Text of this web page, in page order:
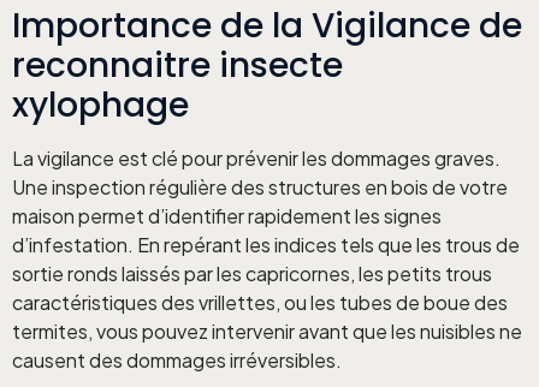
Importance de la Vigilance de
reconnaitre insecte
xylophage
La vigilance est clé pour prévenir les dommages graves.
Une inspection régulière des structures en bois de votre
maison permet d’identifier rapidement les signes
d’infestation. En repérant les indices tels que les trous de
sortie ronds laissés par les capricornes, les petits trous
caractéristiques des vrillettes, ou les tubes de boue des
termites, vous pouvez intervenir avant que les nuisibles ne
causent des dommages irréversibles.